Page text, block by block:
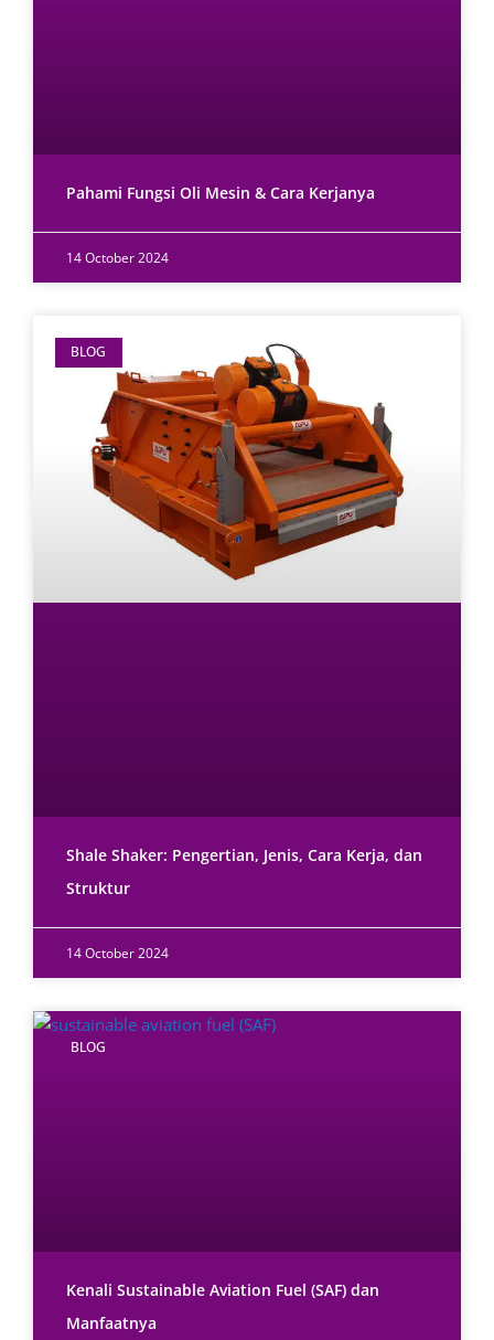
Pahami Fungsi Oli Mesin & Cara Kerjanya
14 October 2024
BLOG
Shale Shaker: Pengertian, Jenis, Cara Kerja, dan
Struktur
14 October 2024
BLOG
Kenali Sustainable Aviation Fuel (SAF) dan
Manfaatnya